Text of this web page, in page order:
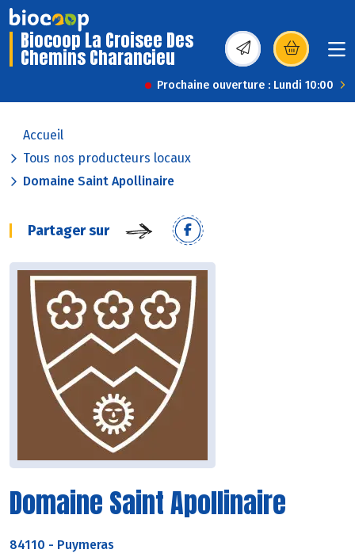
Biocoop La Croisee Des
Chemins Charancieu (s’ouvre dans une
Prochaine ouverture : Lundi 10:00
Accueil
Tous nos producteurs locaux
Domaine Saint Apollinaire
Partager sur
Domaine Saint Apollinaire
84110 - Puymeras